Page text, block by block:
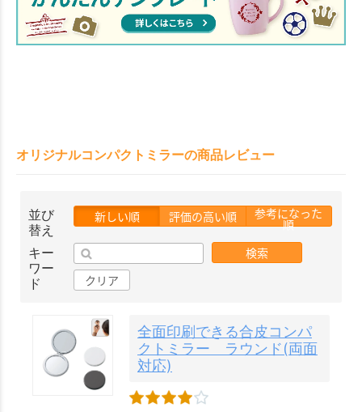
オリジナルコンパクトミラーの商品レビュー
並び
替え
新しい順 評価の高い順 参考になった
順
キー
ワー
ド
検索
クリア
全面印刷できる合皮コンパ
クトミラー ラウンド(両面
対応)